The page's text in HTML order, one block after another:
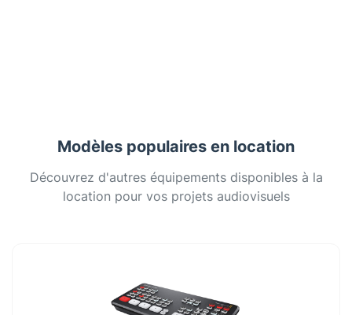
Modèles populaires en location
Découvrez d'autres équipements disponibles à la
location pour vos projets audiovisuels